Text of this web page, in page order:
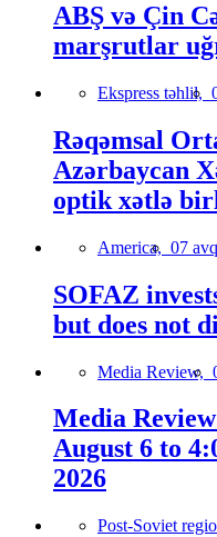
ABŞ və Çin
marşrutlar
Ekspress təhlil,
Rəqəmsal
Azərbaycan
optik xətlə
America, 07
SOFAZ
but does not
Media Review,
Media
August 6 to
2026
Post-Soviet